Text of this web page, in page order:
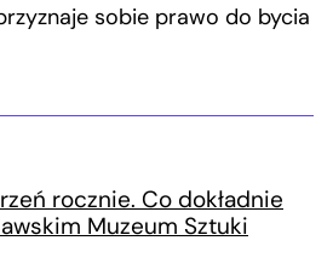
sobie prawo do bycia
rocznie. Co dokładnie
Muzeum Sztuki